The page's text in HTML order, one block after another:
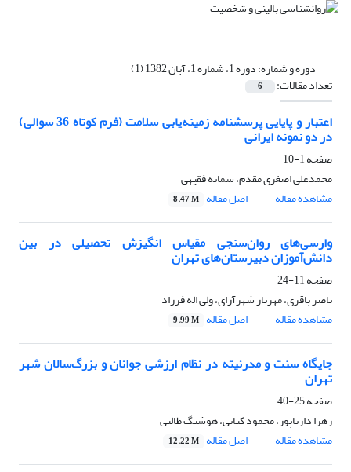
دوره و شماره:دوره 1، شماره 1، آبان 1382 (1)
تعداد مقالات: 6
اعتبار و پایایی پرسشنامه زمینه‌یابی سلامت (فرم کوتاه 36 سوالی)
در دو نمونه ایرانی
صفحه1-10
محمدعلی اصغری مقدم، سمانه فقیهی
مشاهده مقاله
اصل مقاله 8.47 M
وارسی‌های روان‌سنجی مقیاس انگیزش تحصیلی در بین
دانش‌آموزان دبیرستان‌های تهران
صفحه11-24
ناصر باقری، مهرناز شهرآرای، ولی اله فرزاد
مشاهده مقاله
اصل مقاله 9.99 M
جایگاه سنت و مدرنیته در نظام ارزشی جوانان و بزرگ‌سالان شهر
تهران
صفحه25-40
زهرا داریاپور، محمود کتابی، هوشنگ طالبی
مشاهده مقاله
اصل مقاله 12.22 M